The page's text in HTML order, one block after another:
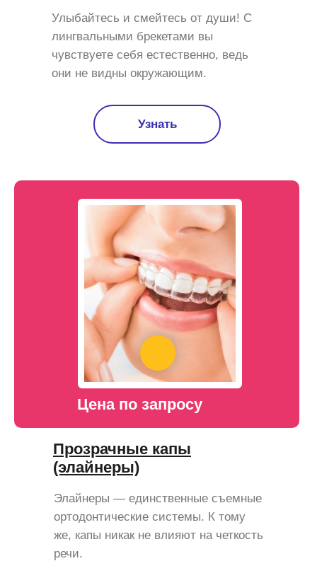
Улыбайтесь и смейтесь от души! С
лингвальными брекетами вы
чувствуете себя естественно, ведь
они не видны окружающим.
Узнать
Цена по запросу
Прозрачные капы
(элайнеры)
Элайнеры — единственные съемные
ортодонтические системы. К тому
же, капы никак не влияют на четкость
речи.